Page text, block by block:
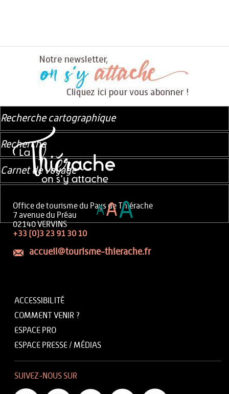
Office de tourisme du Pays de Thiérache
7 avenue du Préau
02140 VERVINS
+33 (0)3 23 91 30 10
accueil@tourisme-thierache.fr
ACCESSIBILITÉ
COMMENT VENIR ?
ESPACE PRO
ESPACE PRESSE / MÉDIAS
SUIVEZ-NOUS SUR
Recherche cartographique
Recherche
Carnet de voyage
AAA